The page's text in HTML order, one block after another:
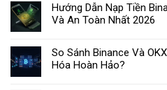
Hướng Dẫn Nạp Tiền
Và An Toàn Nhất 2026
So Sánh Binance Và
Hóa Hoàn Hảo?